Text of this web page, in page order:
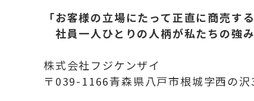
「お客様の立場にたって正直に商売する
社員一人ひとりの人柄が私たちの強み
株式会社フジケンザイ
〒039-1166青森県八戸市根城字西の沢